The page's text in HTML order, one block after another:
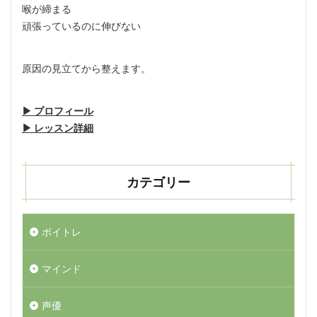
喉が締まる
頑張っているのに伸びない
原因の見立てから整えます。
▶︎ プロフィール
▶︎ レッスン詳細
カテゴリー
ボイトレ
マインド
声優